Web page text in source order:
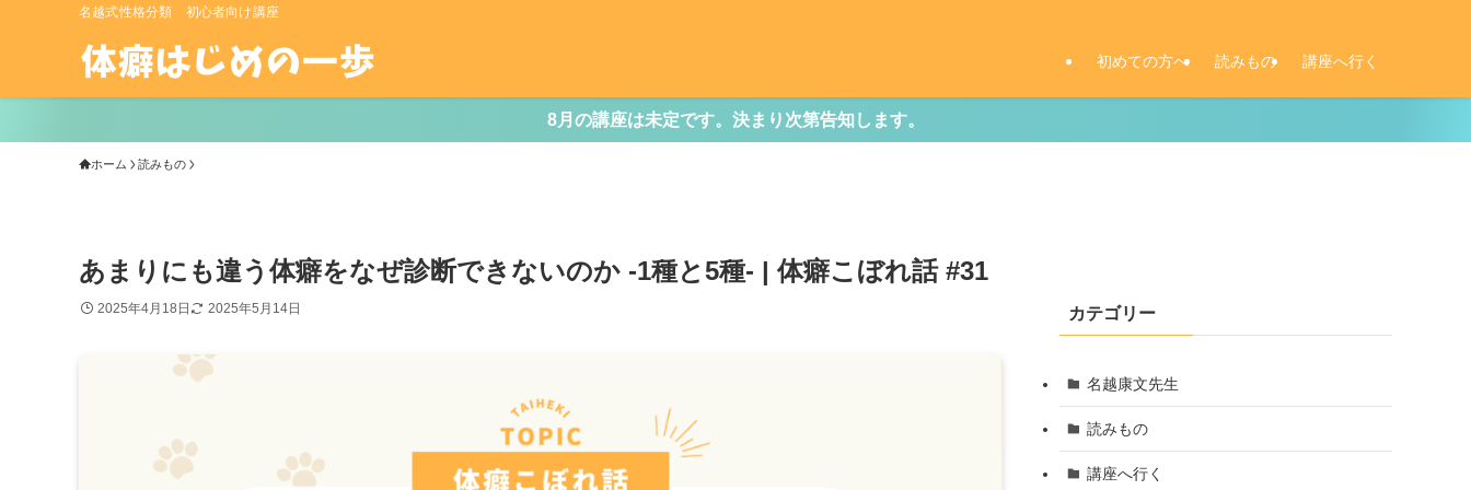
名越式性格分類 初心者向け講座
初めての方へ 読みもの 講座へ行く
8月の講座は未定です。決まり次第告知します。
ホーム 読みもの
あまりにも違う体癖をなぜ診断できないのか -1種と5種- | 体癖こぼれ話 #31
2025年4月18日 2025年5月14日 カテゴリー
名越康文先生
読みもの
講座へ行く